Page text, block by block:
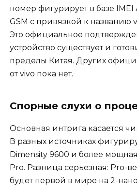
номер фигурирует в базе
GSM с привязкой к названию
Это официальное
устройство существует и
пределы Китая. Других
от vivo пока нет.
Спорные слухи о
Основная интрига касается
В разных источниках
Dimensity 9600 и более
Pro. Разница серьезная: Pro-
будет первой в мире на 2-